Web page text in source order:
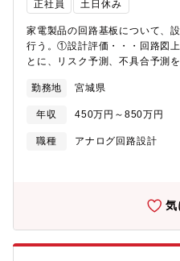
正社員 土日休み
家電製品の回路基板について、
行う。①設計評価・・・回路図
とに、リスク予測、不具合予測
ム品の中の「基板不良」を中心
へ再発防止対策をさせる。③基
板品質を向上するしくみを作る。
勤務地 宮城県
年収 450万円～850万円
職種
アナログ回路設計
気